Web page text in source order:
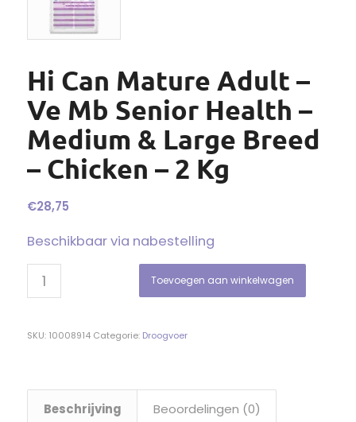
Hi Can Mature Adult –
Ve Mb Senior Health –
Medium & Large Breed
– Chicken – 2 Kg
€28,75
Beschikbaar via nabestelling
Toevoegen aan winkelwagen
SKU: 10008914 Categorie: Droogvoer
Beschrijving Beoordelingen (0)